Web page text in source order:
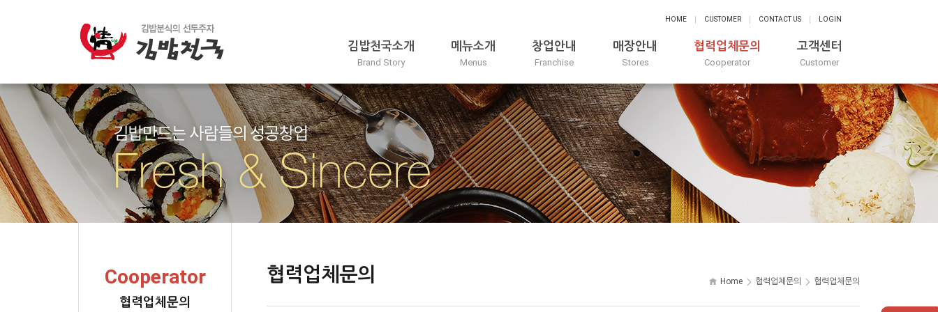
HOME CUSTOMER CONTACT US LOGIN
김밥천국소개
Brand Story
메뉴소개
Menus
창업안내
Franchise
매장안내
Stores
협력업체문의
Cooperator
고객센터
Customer
Cooperator
협력업체문의
협력업체문의 Home 협력업체문의 협력업체문의